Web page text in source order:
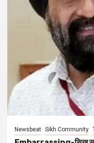
Newsbeat Sikh Community